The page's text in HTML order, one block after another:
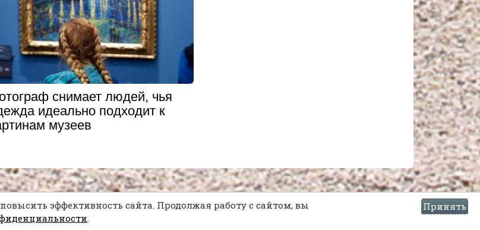
снимает людей, чья
идеально подходит к
музеев
эффективность сайта. Продолжая работу с сайтом, вы
.
Принять